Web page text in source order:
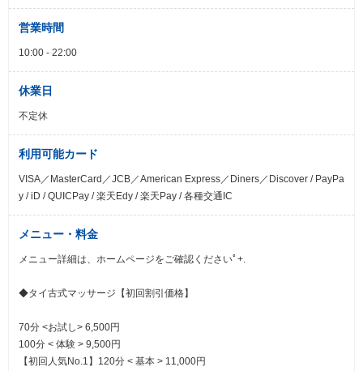
営業時間
10:00 - 22:00
休業日
不定休
利用可能カード
VISA／MasterCard／JCB／American Express／Diners／Discover / PayPa
y / iD / QUICPay / 楽天Edy / 楽天Pay / 各種交通IC
メニュー・料金
メニュー詳細は、ホームページをご確認くださいﾟ+.
◆タイ古式マッサージ【初回割引価格】
70分 <お試し> 6,500円
100分 < 体験 > 9,500円
【初回人気No.1】120分 < 基本 > 11,000円